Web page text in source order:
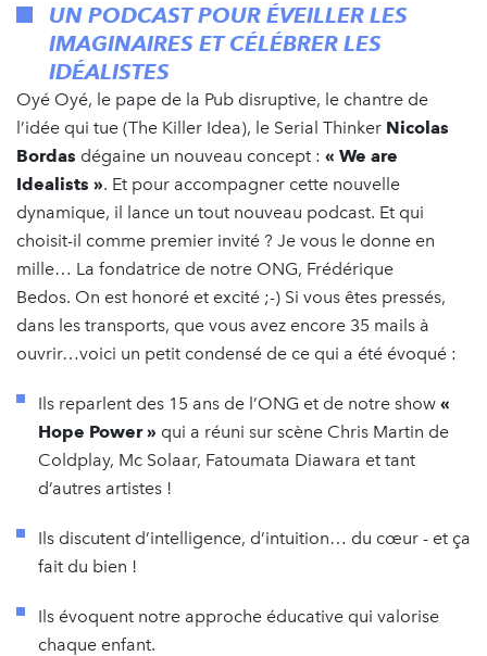
UN PODCAST POUR ÉVEILLER LES
IMAGINAIRES ET CÉLÉBRER LES
IDÉALISTES
Oyé Oyé, le pape de la Pub disruptive, le chantre de
l’idée qui tue (The Killer Idea), le Serial Thinker Nicolas
Bordas dégaine un nouveau concept : « We are
Idealists ». Et pour accompagner cette nouvelle
dynamique, il lance un tout nouveau podcast. Et qui
choisit-il comme premier invité ? Je vous le donne en
mille… La fondatrice de notre ONG, Frédérique
Bedos. On est honoré et excité ;-) Si vous êtes pressés,
dans les transports, que vous avez encore 35 mails à
ouvrir…voici un petit condensé de ce qui a été évoqué :
Ils reparlent des 15 ans de l’ONG et de notre show «
Hope Power » qui a réuni sur scène Chris Martin de
Coldplay, Mc Solaar, Fatoumata Diawara et tant
d’autres artistes !
Ils discutent d’intelligence, d’intuition… du cœur - et ça
fait du bien !
Ils évoquent notre approche éducative qui valorise
chaque enfant.